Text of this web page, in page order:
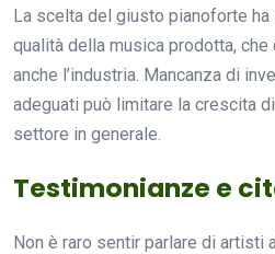
La scelta del giusto pianoforte
qualità della musica prodotta,
anche l’industria. Mancanza di
adeguati può limitare la crescita
settore in generale.
Testimonianze e
Non è raro sentir parlare di artisti